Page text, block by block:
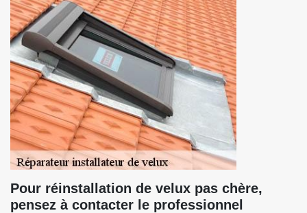
Pour réinstallation de velux pas chère,
pensez à contacter le professionnel